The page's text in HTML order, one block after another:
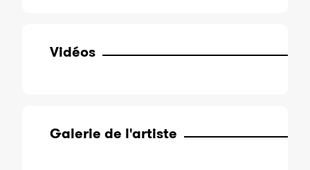
Vidéos
Galerie de l'artiste